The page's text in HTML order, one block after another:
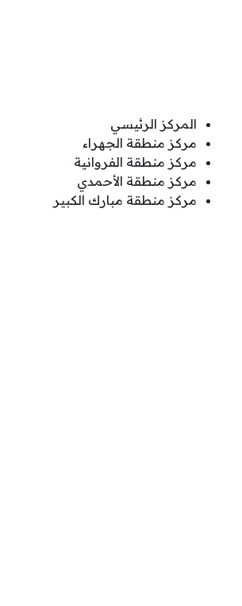
المركز الرئيسي
مركز منطقة الجهراء
مركز منطقة الفروانية
مركز منطقة الأحمدي
مركز منطقة مبارك الكبير